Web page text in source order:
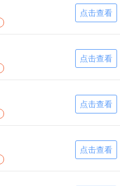
点击查看
点击查看
点击查看
点击查看